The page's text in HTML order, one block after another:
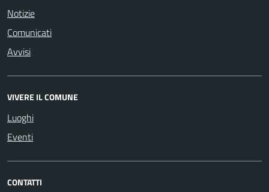
Notizie
Comunicati
Avvisi
VIVERE IL COMUNE
Luoghi
Eventi
CONTATTI